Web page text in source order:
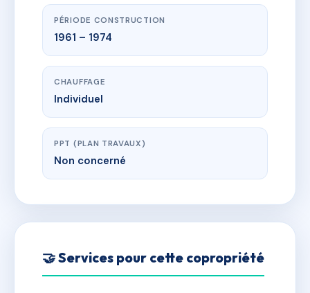
PÉRIODE CONSTRUCTION
1961 – 1974
CHAUFFAGE
Individuel
PPT (PLAN TRAVAUX)
Non concerné
🤝 Services pour cette copropriété